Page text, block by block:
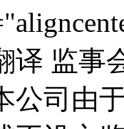
译 监事
公司由